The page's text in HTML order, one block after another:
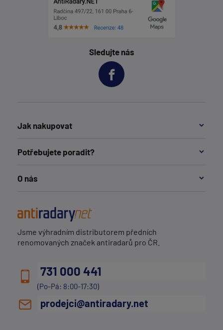
Sledujte nás
Jak nakupovat
Potřebujete poradit?
O nás
Jsme výhradním distributorem předních
renomovaných značek antiradarů pro ČR.
731 000 441
(Po-Pá: 8:00-17:30)
prodejci@antiradary.net